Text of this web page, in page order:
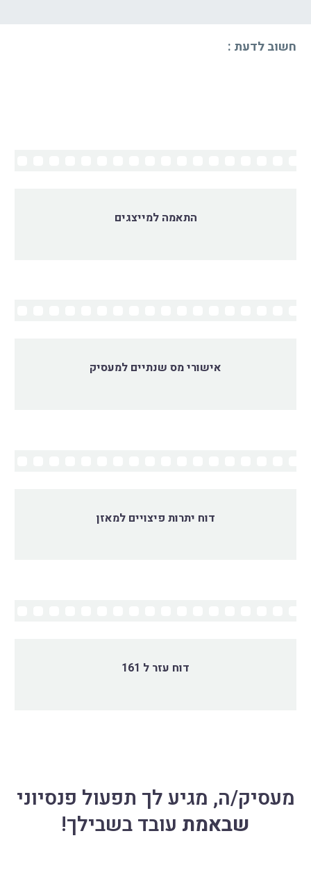
חשוב לדעת :
התאמה למייצגים
אישורי מס שנתיים למעסיק
דוח יתרות פיצויים למאזן
דוח עזר ל 161
מעסיק/ה, מגיע לך תפעול פנסיוני
שבאמת עובד בשבילך!